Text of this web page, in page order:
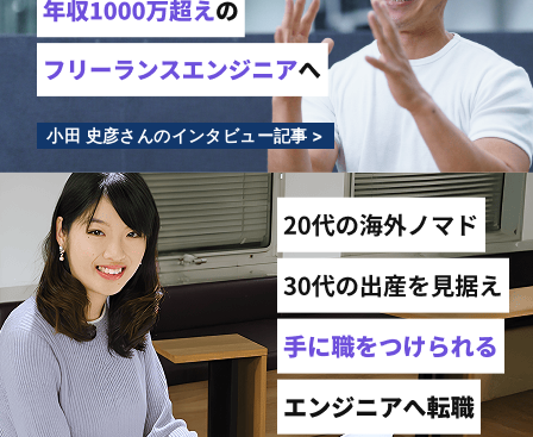
小田 史彦さんのインタビュー記事 >